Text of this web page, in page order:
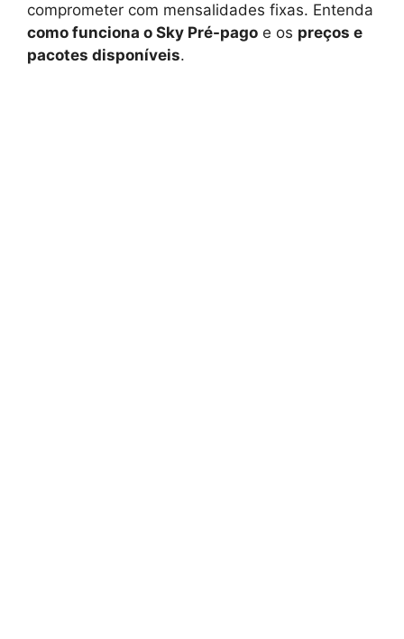
comprometer com mensalidades fixas. Entenda
como funciona o Sky Pré-pago e os preços e
pacotes disponíveis.